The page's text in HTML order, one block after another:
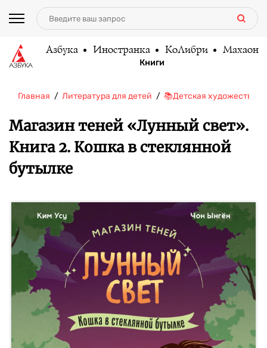
Азбука Иностранка КоЛибри Махаон
Книги
Главная Литература для детей 📚Детская
Магазин теней «Лунный свет».
Книга 2. Кошка в стеклянной
бутылке